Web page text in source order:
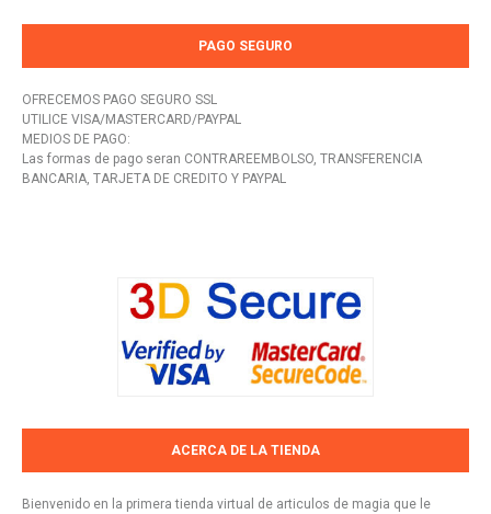
PAGO SEGURO
OFRECEMOS PAGO SEGURO SSL
UTILICE VISA/MASTERCARD/PAYPAL
MEDIOS DE PAGO:
Las formas de pago seran CONTRAREEMBOLSO, TRANSFERENCIA
BANCARIA, TARJETA DE CREDITO Y PAYPAL
ACERCA DE LA TIENDA
Bienvenido en la primera tienda virtual de articulos de magia que le